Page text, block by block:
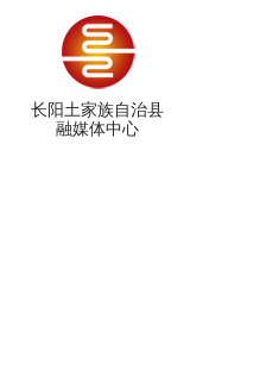
长阳土家族自治县
融媒体中心